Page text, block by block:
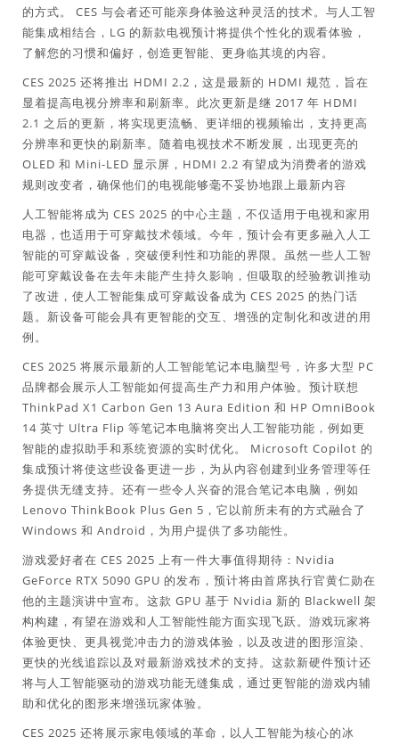
的方式。 CES 与会者还可能亲身体验这种灵活的技术。与人工智
能集成相结合，LG 的新款电视预计将提供个性化的观看体验，
了解您的习惯和偏好，创造更智能、更身临其境的内容。
CES 2025 还将推出 HDMI 2.2，这是最新的 HDMI 规范，旨在
显着提高电视分辨率和刷新率。此次更新是继 2017 年 HDMI
2.1 之后的更新，将实现更流畅、更详细的视频输出，支持更高
分辨率和更快的刷新率。随着电视技术不断发展，出现更亮的
OLED 和 Mini-LED 显示屏，HDMI 2.2 有望成为消费者的游戏
规则改变者，确保他们的电视能够毫不妥协地跟上最新内容
人工智能将成为 CES 2025 的中心主题，不仅适用于电视和家用
电器，也适用于可穿戴技术领域。今年，预计会有更多融入人工
智能的可穿戴设备，突破便利性和功能的界限。虽然一些人工智
能可穿戴设备在去年未能产生持久影响，但吸取的经验教训推动
了改进，使人工智能集成可穿戴设备成为 CES 2025 的热门话
题。新设备可能会具有更智能的交互、增强的定制化和改进的用
例。
CES 2025 将展示最新的人工智能笔记本电脑型号，许多大型 PC
品牌都会展示人工智能如何提高生产力和用户体验。预计联想
ThinkPad X1 Carbon Gen 13 Aura Edition 和 HP OmniBook
14 英寸 Ultra Flip 等笔记本电脑将突出人工智能功能，例如更
智能的虚拟助手和系统资源的实时优化。 Microsoft Copilot 的
集成预计将使这些设备更进一步，为从内容创建到业务管理等任
务提供无缝支持。还有一些令人兴奋的混合笔记本电脑，例如
Lenovo ThinkBook Plus Gen 5，它以前所未有的方式融合了
Windows 和 Android，为用户提供了多功能性。
游戏爱好者在 CES 2025 上有一件大事值得期待：Nvidia
GeForce RTX 5090 GPU 的发布，预计将由首席执行官黄仁勋在
他的主题演讲中宣布。这款 GPU 基于 Nvidia 新的 Blackwell 架
构构建，有望在游戏和人工智能性能方面实现飞跃。游戏玩家将
体验更快、更具视觉冲击力的游戏体验，以及改进的图形渲染、
更快的光线追踪以及对最新游戏技术的支持。这款新硬件预计还
将与人工智能驱动的游戏功能无缝集成，通过更智能的游戏内辅
助和优化的图形来增强玩家体验。
CES 2025 还将展示家电领域的革命，以人工智能为核心的冰